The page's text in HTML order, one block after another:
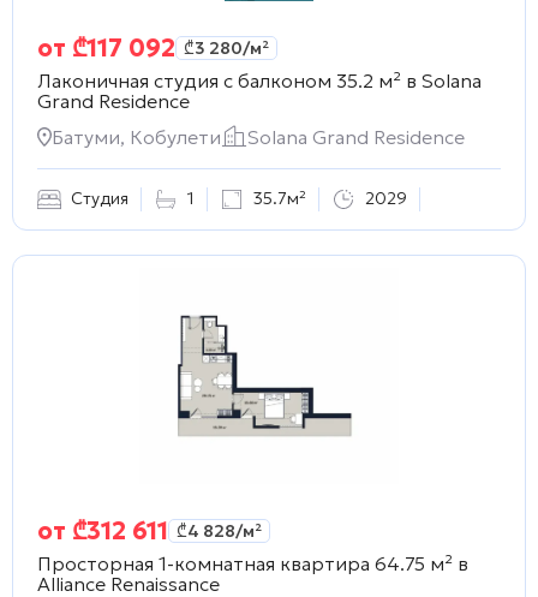
от ₾117 092 ₾3 280/м²
Лаконичная студия с балконом 35.2 м² в Solana
Grand Residence
Батуми, Кобулети
Solana Grand Residence
Студия 1 35.7м² 2029
от ₾312 611 ₾4 828/м²
Просторная 1-комнатная квартира 64.75 м² в
Alliance Renaissance